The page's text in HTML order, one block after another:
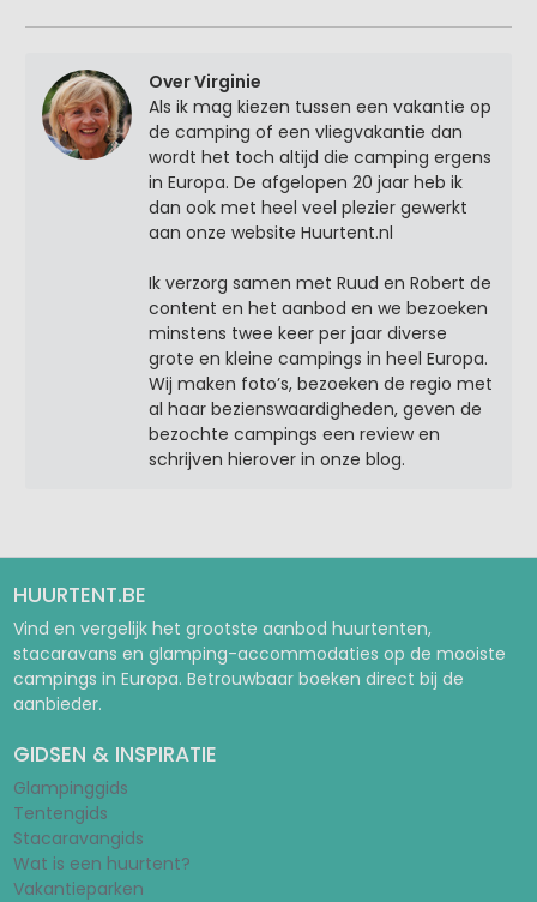
Over Virginie
Als ik mag kiezen tussen een vakantie op
de camping of een vliegvakantie dan
wordt het toch altijd die camping ergens
in Europa. De afgelopen 20 jaar heb ik
dan ook met heel veel plezier gewerkt
aan onze website Huurtent.nl
Ik verzorg samen met Ruud en Robert de
content en het aanbod en we bezoeken
minstens twee keer per jaar diverse
grote en kleine campings in heel Europa.
Wij maken foto’s, bezoeken de regio met
al haar bezienswaardigheden, geven de
bezochte campings een review en
schrijven hierover in onze blog.
HUURTENT.BE
Vind en vergelijk het grootste aanbod huurtenten,
stacaravans en glamping-accommodaties op de mooiste
campings in Europa. Betrouwbaar boeken direct bij de
aanbieder.
GIDSEN & INSPIRATIE
Glampinggids
Tentengids
Stacaravangids
Wat is een huurtent?
Vakantieparken